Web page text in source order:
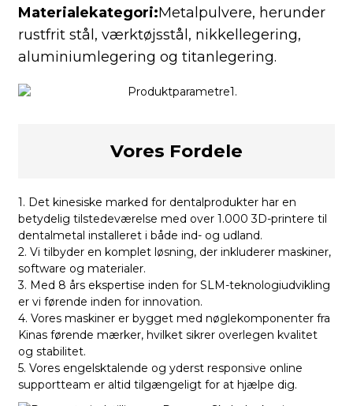
Materialekategori:Metalpulvere, herunder
rustfrit stål, værktøjsstål, nikkellegering,
aluminiumlegering og titanlegering.
Vores Fordele
1. Det kinesiske marked for dentalprodukter har en
betydelig tilstedeværelse med over 1.000 3D-printere til
dentalmetal installeret i både ind- og udland.
2. Vi tilbyder en komplet løsning, der inkluderer maskiner,
software og materialer.
3. Med 8 års ekspertise inden for SLM-teknologiudvikling
er vi førende inden for innovation.
4. Vores maskiner er bygget med nøglekomponenter fra
Kinas førende mærker, hvilket sikrer overlegen kvalitet
og stabilitet.
5. Vores engelsktalende og yderst responsive online
supportteam er altid tilgængeligt for at hjælpe dig.